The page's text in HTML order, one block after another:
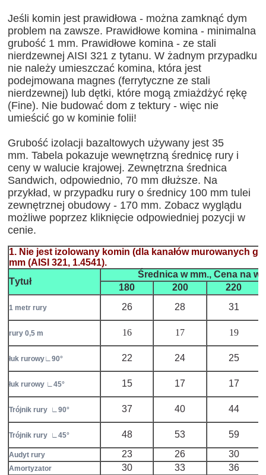
Jeśli komin jest prawidłowa - można zamknąć dym
problem na zawsze. Prawidłowe komina - minimalna
grubość 1 mm. Prawidłowe komina - ze stali
nierdzewnej AISI 321 z tytanu. W żadnym przypadku
nie należy umieszczać komina, która jest
podejmowana magnes (ferrytyczne ze stali
nierdzewnej) lub dętki, które mogą zmiażdżyć rękę
(Fine). Nie budować dom z tektury - więc nie
umieścić go w kominie folii!
Grubość izolacji bazaltowych używany jest 35
mm. Tabela pokazuje wewnętrzną średnicę rury i
ceny w walucie krajowej. Zewnętrzna średnica
Sandwich, odpowiednio, 70 mm dłuższe. Na
przykład, w przypadku rury o średnicy 100 mm tulei
zewnętrznej obudowy - 170 mm. Zobacz wyglądu
możliwe poprzez kliknięcie odpowiedniej pozycji w
cenie.
1. Nie jest izolowany komin (dla kanałów murowanych
mm (AISI 321, 1.4541).
Тytuł
Średnica w mm., Cena na
180
200 220
1 metr rury 26 28 31
rury 0,5 m 16 17 19
łuk rurowy∟90° 22 24 25
łuk rurowy ∟45° 15 17 17
Trójnik rury ∟90° 37 40 44
Trójnik rury ∟45° 48 53 59
Audyt rury 23 26 30
Аmortyzator 30 33
36